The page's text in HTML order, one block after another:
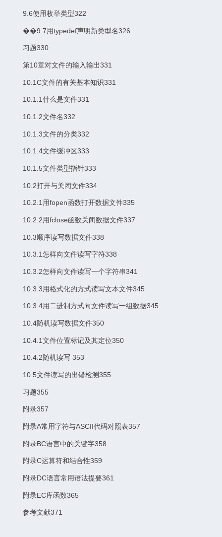
9.6使用枚举类型322
��9.7用typedef声明新类型名326
习题330
第10章对文件的输入输出331
10.1C文件的有关基本知识331
10.1.1什么是文件331
10.1.2文件名332
10.1.3文件的分类332
10.1.4文件缓冲区333
10.1.5文件类型指针333
10.2打开与关闭文件334
10.2.1用fopen函数打开数据文件335
10.2.2用fclose函数关闭数据文件337
10.3顺序读写数据文件338
10.3.1怎样向文件读写字符338
10.3.2怎样向文件读写一个字符串341
10.3.3用格式化的方式读写文本文件345
10.3.4用二进制方式向文件读写一组数据345
10.4随机读写数据文件350
10.4.1文件位置标记及其定位350
10.4.2随机读写 353
10.5文件读写的出错检测355
习题355
附录357
附录A常用字符与ASCII代码对照表357
附录BC语言中的关键字358
附录C运算符和结合性359
附录DC语言常用语法提要361
附录EC库函数365
参考文献371